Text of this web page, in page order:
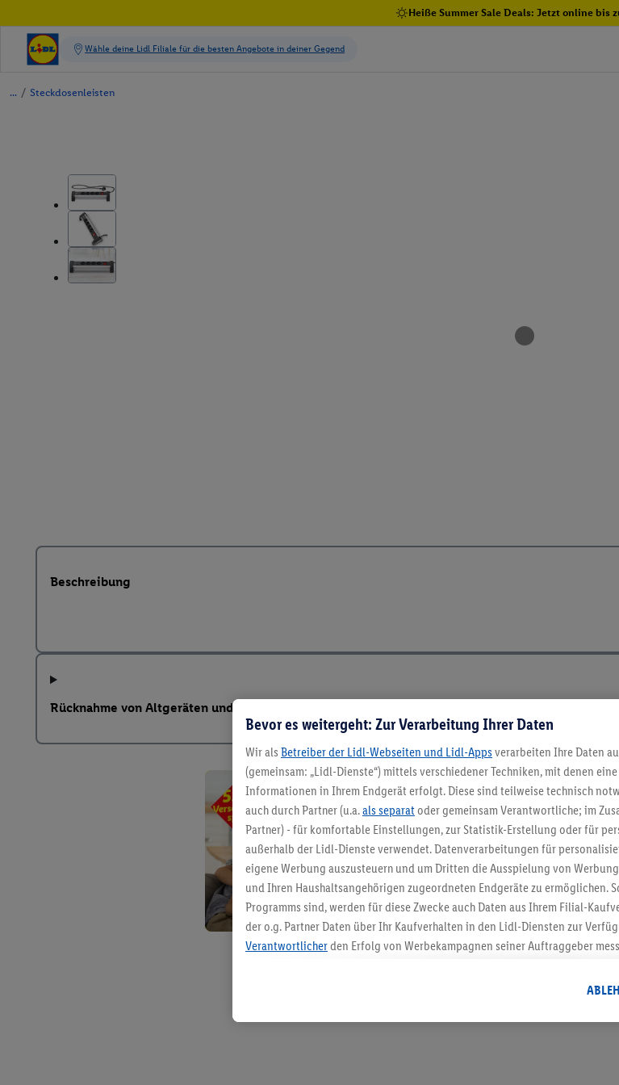
Heiße Summer Sale Deals: Jetzt online bis
/ Steckdosenleisten
Beschreibung
Rücknahme von Altgeräten und weitere Hinweise nach ElektroG und BattVO-BattDG
5.95 €
Jetzt
Bevor es weitergeht: Zur Verarbeitung Ihrer Daten
Wir als Betreiber der Lidl-Webseiten und Lidl-Apps verarbeiten Ihre Daten
(gemeinsam: „Lidl-Dienste“) mittels verschiedener Techniken, mit denen
Informationen in Ihrem Endgerät erfolgt. Diese sind teilweise technisch
auch durch Partner (u.a.als separat oder gemeinsam Verantwortliche; im
Partner) - für komfortable Einstellungen, zur Statistik-Erstellung oder für
außerhalb der Lidl-Dienste verwendet. Datenverarbeitungen für
eigene Werbung auszusteuern und um Dritten die Ausspielung von
und Ihren Haushaltsangehörigen zugeordneten Endgeräte zu ermöglichen.
Programms sind, werden für diese Zwecke auch Daten aus Ihrem Filial-
der o.g. Partner Daten über Ihr Kaufverhalten in den Lidl-Diensten zur
Verantwortlicherden Erfolg von Werbekampagnen seiner Auftraggeber
angereicherten Profilen. Dies umfasst die Zusammenführung von Daten
Kaufverhalten in den Lidl-Diensten, Informationen aus Ihrem Kundenkonto -
genauen Standortdaten) auch über verschiedene Endgeräte und Lidl-